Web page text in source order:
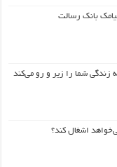
بانک رسالت
شما را زیر و رو می‌کند
اشغال کند؟